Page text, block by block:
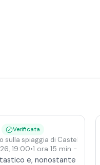
Verificata
sulla spiaggia di
, 19:00•1 ora 15 min - Al
e, nonostante